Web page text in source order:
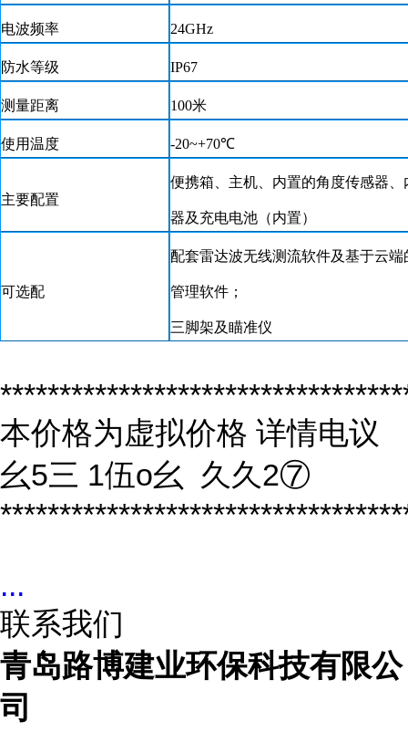
电波频率 24GHz
防水等级 IP67
测量距离 100米
使用温度 -20~+70℃
主要配置
便携箱、主机 内置的角度传感器
器及充电电池（内置）
可选配
配套雷达波无线测流软件及基于云
管理软件 ；
三脚架及瞄准仪
本价格为虚拟价格 详情电议
幺5三 1伍o幺 久久2⑦
...
联系我们
青岛路博建业环保科技有限公
司